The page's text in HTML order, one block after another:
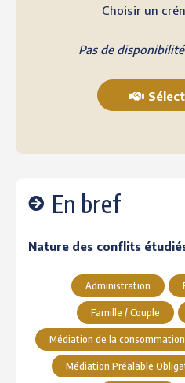
Choisir un
Pas de
En bref
Nature des conflits
Administration
Famille / Couple
Médiation de la consommation
Médiation Préalable